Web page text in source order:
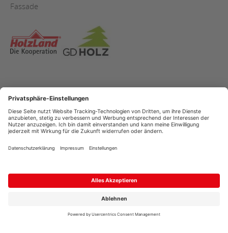
Fassade
AGB
Datenschutz
Impressum
Streitschlichtung